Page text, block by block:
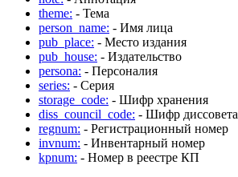
theme: - Тема
person_name: - Имя лица
pub_place: - Место издания
pub_house: - Издательство
persona: - Персоналия
series: - Серия
storage_code: - Шифр хранения
diss_council_code: - Шифр диссовета
regnum: - Регистрационный номер
invnum: - Инвентарный номер
kpnum: - Номер в реестре КП